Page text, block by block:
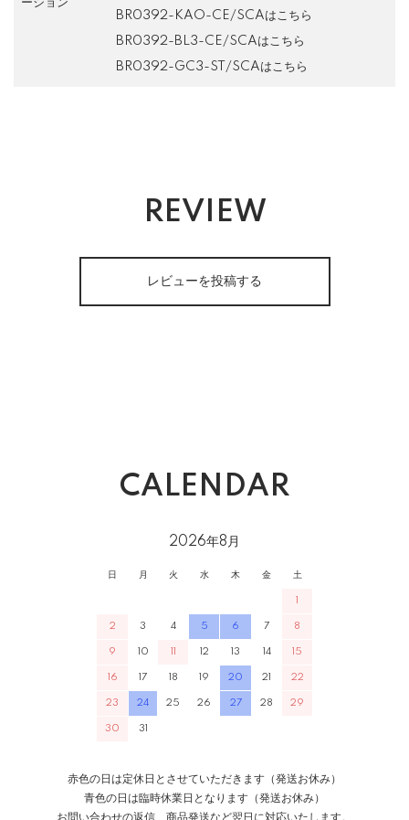
ーション
BR0392-KAO-CE/SCAはこちら
BR0392-BL3-CE/SCAはこちら
BR0392-GC3-ST/SCAはこちら
REVIEW
レビューを投稿する
CALENDAR
2026年8月
日 月 火 水 木 金 土
1
2 3 4 5 6 7 8
9 10 11 12 13 14 15
16 17 18 19 20 21 22
23 24 25 26 27 28 29
30 31
赤色の日は定休日とさせていただきます（発送お休み）
青色の日は臨時休業日となります（発送お休み）